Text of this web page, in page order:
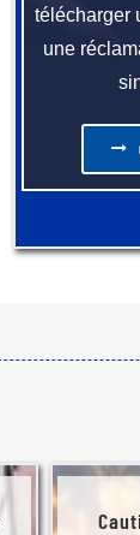
télécharger
une